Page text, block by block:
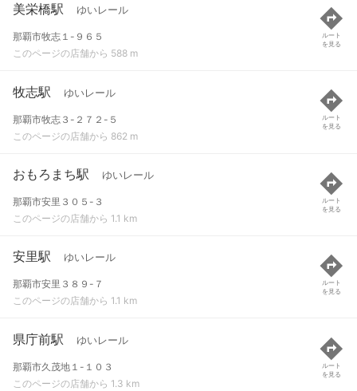
美栄橋駅 ゆいレール
那覇市牧志１-９６５
このページの店舗から 588 m
ルート
を見る
牧志駅 ゆいレール
那覇市牧志３-２７２-５
このページの店舗から 862 m
ルート
を見る
おもろまち駅 ゆいレール
那覇市安里３０５-３
このページの店舗から 1.1 km
ルート
を見る
安里駅 ゆいレール
那覇市安里３８９-７
このページの店舗から 1.1 km
ルート
を見る
県庁前駅 ゆいレール
那覇市久茂地１-１０３
このページの店舗から 1.3 km
ルート
を見る